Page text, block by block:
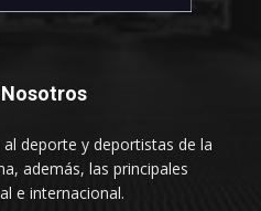
deporte y deportistas de la
además, las principales
e internacional.